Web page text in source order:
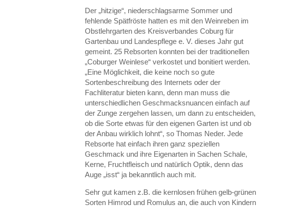
Der „hitzige“, niederschlagsarme Sommer und
fehlende Spätfröste hatten es mit den Weinreben im
Obstlehrgarten des Kreisverbandes Coburg für
Gartenbau und Landespflege e. V. dieses Jahr gut
gemeint. 25 Rebsorten konnten bei der traditionellen
„Coburger Weinlese“ verkostet und bonitiert werden.
„Eine Möglichkeit, die keine noch so gute
Sortenbeschreibung des Internets oder der
Fachliteratur bieten kann, denn man muss die
unterschiedlichen Geschmacksnuancen einfach auf
der Zunge zergehen lassen, um dann zu entscheiden,
ob die Sorte etwas für den eigenen Garten ist und ob
der Anbau wirklich lohnt“, so Thomas Neder. Jede
Rebsorte hat einfach ihren ganz speziellen
Geschmack und ihre Eigenarten in Sachen Schale,
Kerne, Fruchtfleisch und natürlich Optik, denn das
Auge „isst“ ja bekanntlich auch mit.
Sehr gut kamen z.B. die kernlosen frühen gelb-grünen
Sorten Himrod und Romulus an, die auch von Kindern